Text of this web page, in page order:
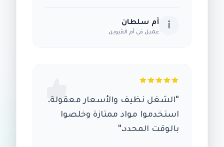
أ أم سلطان
عميل في أم القيوين
"الشغل نظيف والأسعار معقولة.
استخدموا مواد ممتازة وخلصوا
بالوقت المحدد."